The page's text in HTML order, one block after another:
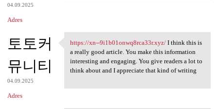
04.09.2025
Adres
토토커
뮤니티
04.09.2025
Adres
https://xn--9i1b01onwq8rca33r
https://xn--9i1b01onwq8rca33r.xyz/I think this is
a really good article. You make this information
interesting and engaging. You give readers a lot to
think about and I appreciate that kind of writing